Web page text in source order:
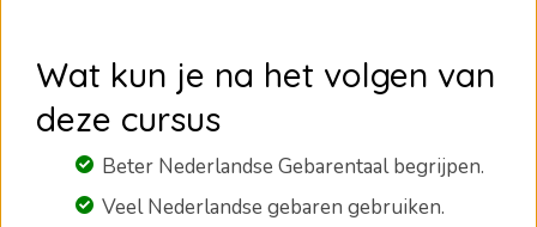
Wat kun je na het volgen van
deze cursus
Beter Nederlandse Gebarentaal begrijpen.
Veel Nederlandse gebaren gebruiken.